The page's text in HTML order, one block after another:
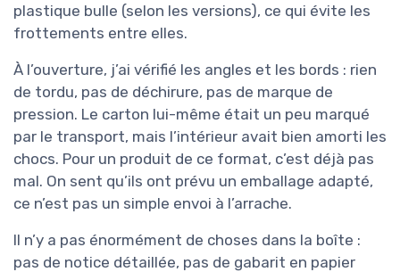
plastique bulle (selon les versions), ce qui évite les
frottements entre elles.
À l’ouverture, j’ai vérifié les angles et les bords : rien
de tordu, pas de déchirure, pas de marque de
pression. Le carton lui-même était un peu marqué
par le transport, mais l’intérieur avait bien amorti les
chocs. Pour un produit de ce format, c’est déjà pas
mal. On sent qu’ils ont prévu un emballage adapté,
ce n’est pas un simple envoi à l’arrache.
Il n’y a pas énormément de choses dans la boîte :
pas de notice détaillée, pas de gabarit en papier